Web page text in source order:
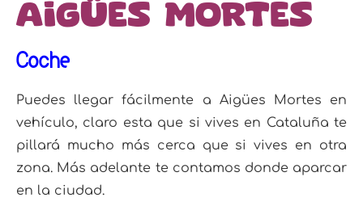
Aigües Mortes
Coche
Puedes llegar fácilmente a Aigües Mortes en
vehículo, claro esta que si vives en Cataluña te
pillará mucho más cerca que si vives en otra
zona. Más adelante te contamos donde aparcar
en la ciudad.